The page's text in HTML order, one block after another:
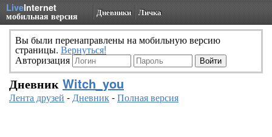
LiveInternet
мобильная версия Дневники Личка
Вы были перенаправлены на мобильную версию
страницы. Вернуться!
Авторизация
Дневник Witch_you
Лента друзей -Дневник-Полная версия